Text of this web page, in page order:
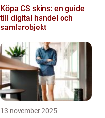
Köpa CS skins: en guide
till digital handel och
samlarobjekt
13 november 2025